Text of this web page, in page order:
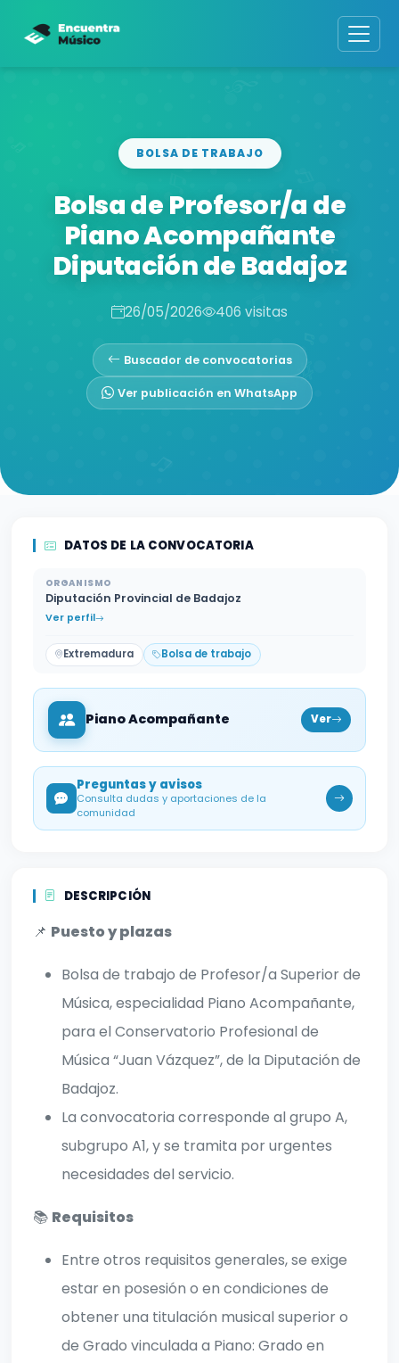
BOLSA DE TRABAJO
Bolsa de Profesor/a de
Piano Acompañante
Diputación de Badajoz
26/05/2026 406 visitas
Buscador de convocatorias
Ver publicación en WhatsApp
DATOS DE LA CONVOCATORIA
ORGANISMO
Diputación Provincial de Badajoz
Ver perfil
Extremadura Bolsa de trabajo
Piano Acompañante Ver
Preguntas y avisos
Consulta dudas y aportaciones de la
comunidad
DESCRIPCIÓN
📌 Puesto y plazas
Bolsa de trabajo de Profesor/a Superior de
Música, especialidad Piano Acompañante,
para el Conservatorio Profesional de
Música “Juan Vázquez”, de la Diputación de
Badajoz.
La convocatoria corresponde al grupo A,
subgrupo A1, y se tramita por urgentes
necesidades del servicio.
📚 Requisitos
Entre otros requisitos generales, se exige
estar en posesión o en condiciones de
obtener una titulación musical superior o
de Grado vinculada a Piano: Grado en